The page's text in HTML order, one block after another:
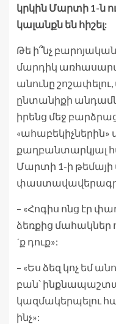
կրկին Մարտի 1-ն
կալանքն են հիշել:
Թե ի՞նչ
մարդիկ
անունը
ընտանիքի
իրենց մեջ
«ահաբեկիչներին»
քաղբանտարկյալ
Մարտի 1-ի թեմայի
– «Հոգիս ոնց էր
ձեռքից մահակներ
´ք դուք»:
– «Ես ձեզ կոչ եմ
բան՝
կազմակերպելու
ինչ»: